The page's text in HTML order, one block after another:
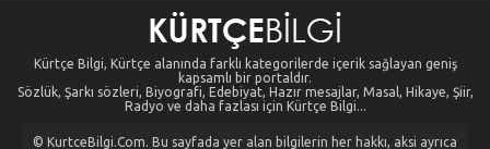
Kürtçe Bilgi, Kürtçe alanında farklı kategorilerde içerik sağlayan geniş
kapsamlı bir portaldır.
Sözlük, Şarkı sözleri, Biyografi, Edebiyat, Hazır mesajlar, Masal, Hikaye, Şiir,
Radyo ve daha fazlası için Kürtçe Bilgi...
© KurtceBilgi.Com. Bu sayfada yer alan bilgilerin her hakkı, aksi ayrıca